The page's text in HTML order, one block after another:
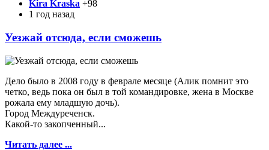
Kira Kraska +98
1 год назад
Уезжай отсюда, если сможешь
Дело было в 2008 году в феврале месяце (Алик помнит это
четко, ведь пока он был в той командировке, жена в Москве
рожала ему младшую дочь).
Город Междуреченск.
Какой-то закопченный...
Читать далее ...